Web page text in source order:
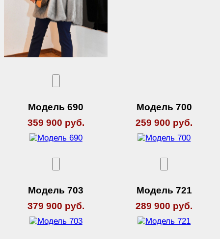
Модель 690
359 900 руб.
Модель 700
259 900 руб.
Модель 703
379 900 руб.
Модель 721
289 900 руб.